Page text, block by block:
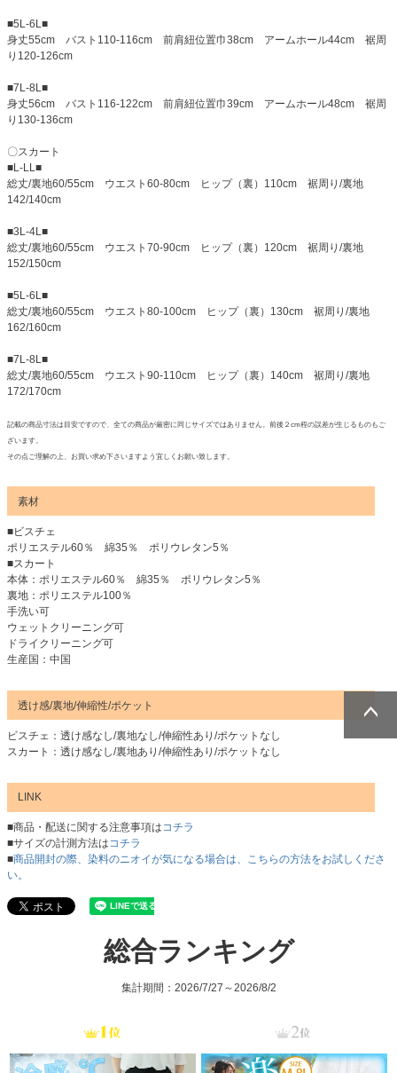
■5L-6L■
身丈55cm バスト110-116cm 前肩紐位置巾38cm アームホール44cm 裾周
り120-126cm
■7L-8L■
身丈56cm バスト116-122cm 前肩紐位置巾39cm アームホール48cm 裾周
り130-136cm
〇スカート
■L-LL■
総丈/裏地60/55cm ウエスト60-80cm ヒップ（裏）110cm 裾周り/裏地
142/140cm
■3L-4L■
総丈/裏地60/55cm ウエスト70-90cm ヒップ（裏）120cm 裾周り/裏地
152/150cm
■5L-6L■
総丈/裏地60/55cm ウエスト80-100cm ヒップ（裏）130cm 裾周り/裏地
162/160cm
■7L-8L■
総丈/裏地60/55cm ウエスト90-110cm ヒップ（裏）140cm 裾周り/裏地
172/170cm
記載の商品寸法は目安ですので、全ての商品が厳密に同じサイズではありません。前後２cm程の誤差が生じるものもご
ざいます。
その点ご理解の上、お買い求め下さいますよう宜しくお願い致します。
素材
■ビスチェ
ポリエステル60％ 綿35％ ポリウレタン5％
■スカート
本体：ポリエステル60％ 綿35％ ポリウレタン5％
裏地：ポリエステル100％
手洗い可
ウェットクリーニング可
ドライクリーニング可
生産国：中国
透け感/裏地/伸縮性/ポケット
ビスチェ：透け感なし/裏地なし/伸縮性あり/ポケットなし
スカート：透け感なし/裏地あり/伸縮性あり/ポケットなし
LINK
■商品・配送に関する注意事項はコチラ
■サイズの計測方法はコチラ
■商品開封の際、染料のニオイが気になる場合は、こちらの方法をお試しくださ
い。
総合ランキング
集計期間：2026/7/27～2026/8/2